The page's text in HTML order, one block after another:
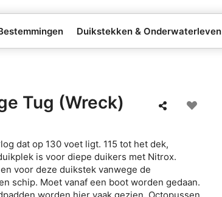
Duikstekken & Onderwaterleven
Tug (Wreck)
dat op 130 voet ligt. 115 tot het dek,
is voor diepe duikers met Nitrox.
voor deze duikstek vanwege de
schip. Moet vanaf een boot worden gedaan.